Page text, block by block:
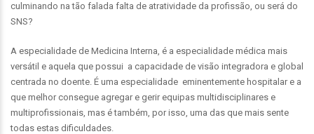
culminando na tão falada falta de atratividade da profissão, ou será do
SNS?
A especialidade de Medicina Interna, é a especialidade médica mais
versátil e aquela que possui a capacidade de visão integradora e global
centrada no doente. É uma especialidade eminentemente hospitalar e a
que melhor consegue agregar e gerir equipas multidisciplinares e
multiprofissionais, mas é também, por isso, uma das que mais sente
todas estas dificuldades.